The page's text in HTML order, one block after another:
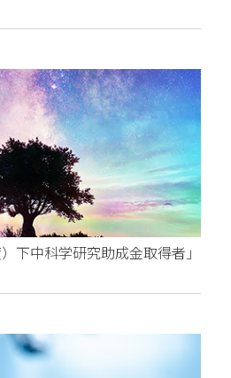
下中科学研究助成金取得者」